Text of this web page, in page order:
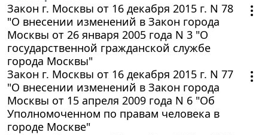
Закон г. Москвы от 16 декабря 2015 г. N 78
"О внесении изменений в Закон города
Москвы от 26 января 2005 года N 3 "О
государственной гражданской службе
города Москвы"
Закон г. Москвы от 16 декабря 2015 г. N 77
"О внесении изменений в Закон города
Москвы от 15 апреля 2009 года N 6 "Об
Уполномоченном по правам человека в
городе Москве"